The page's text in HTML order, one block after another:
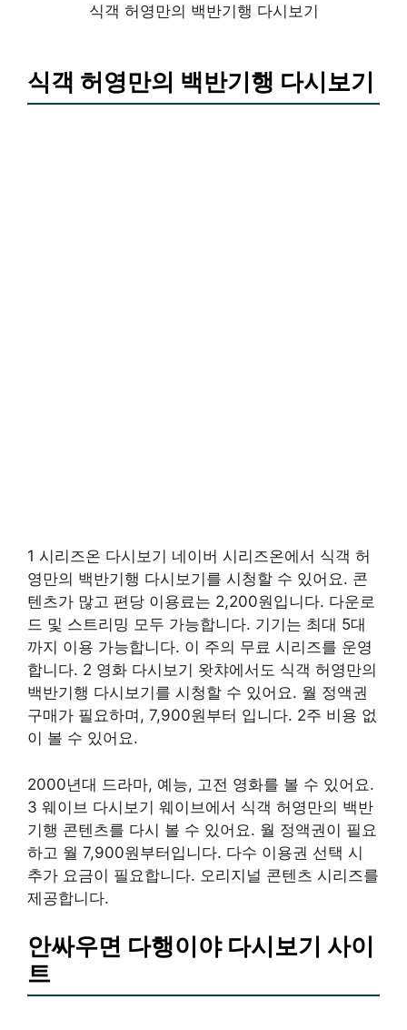
식객 허영만의 백반기행 다시보기
식객 허영만의 백반기행 다시보기
1 시리즈온 다시보기 네이버 시리즈온에서 식객 허
영만의 백반기행 다시보기를 시청할 수 있어요. 콘
텐츠가 많고 편당 이용료는 2,200원입니다. 다운로
드 및 스트리밍 모두 가능합니다. 기기는 최대 5대
까지 이용 가능합니다. 이 주의 무료 시리즈를 운영
합니다. 2 영화 다시보기 왓챠에서도 식객 허영만의
백반기행 다시보기를 시청할 수 있어요. 월 정액권
구매가 필요하며, 7,900원부터 입니다. 2주 비용 없
이 볼 수 있어요.
2000년대 드라마, 예능, 고전 영화를 볼 수 있어요.
3 웨이브 다시보기 웨이브에서 식객 허영만의 백반
기행 콘텐츠를 다시 볼 수 있어요. 월 정액권이 필요
하고 월 7,900원부터입니다. 다수 이용권 선택 시
추가 요금이 필요합니다. 오리지널 콘텐츠 시리즈를
제공합니다.
안싸우면 다행이야 다시보기 사이
트